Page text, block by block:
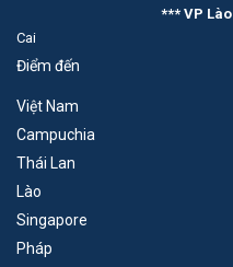
*** VP
Cai
Điểm đến
Việt Nam
Campuchia
Thái Lan
Lào
Singapore
Pháp